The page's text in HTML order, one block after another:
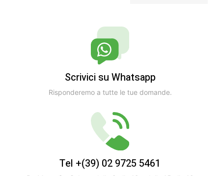
Scrivici su Whatsapp
Risponderemo a tutte le tue domande.
Tel +(39) 02 9725 5461